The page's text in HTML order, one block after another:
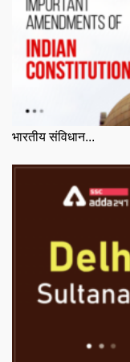
भारतीय संविधान...